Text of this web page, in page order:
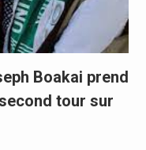
Boakai prend
tour sur